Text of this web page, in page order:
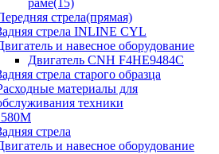
раме(15)
стрела(прямая)
стрела INLINE CYL
и навесное оборудование
Двигатель CNH F4HE9484C
стрела старого образца
материалы для
техники
стрела
и навесное оборудование